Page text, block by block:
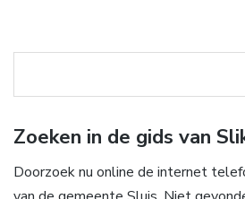
Zoeken in de gids van
Doorzoek nu online de internet